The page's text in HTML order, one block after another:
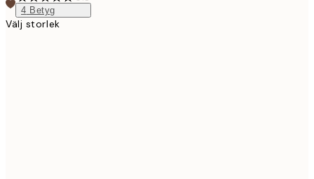
4 Betyg
Välj storlek